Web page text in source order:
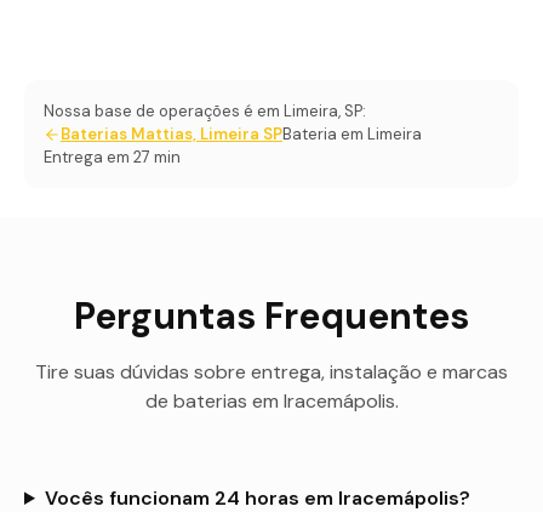
Nossa base de operações é em Limeira, SP:
Baterias Mattias, Limeira SPBateria em Limeira
Entrega em 27 min
Perguntas Frequentes
Tire suas dúvidas sobre entrega, instalação e marcas
de baterias em Iracemápolis.
Vocês funcionam 24 horas em Iracemápolis?